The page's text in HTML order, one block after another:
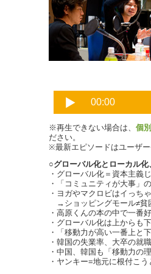
※再生できない場合は、 個
ださい。
※最新エピソードはユーザ
○グローバル化とローカル
・グローバル化＝資本主義
・「コミュニティが大事」
・ヨガやマクロビはイっち
→ショッピングモール≠貧
・高原くんの本の中で一番
・グローバル化は上からも
・「移動力が高い一番上と
・韓国の失業率、大卒の就
・中国、韓国も「移動力の
・ヤンキー=地元に根付こ